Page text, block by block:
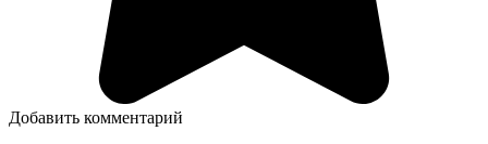
Добавить комментарий